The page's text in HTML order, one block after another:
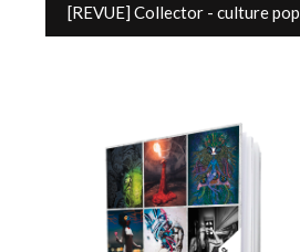
[REVUE] Collector - culture pop